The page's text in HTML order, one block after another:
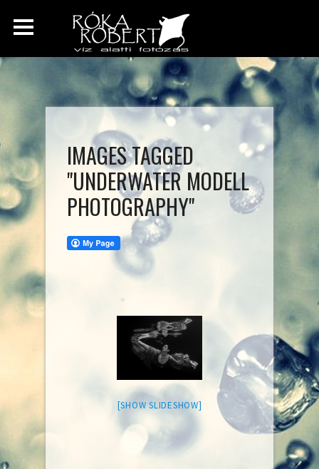
IMAGES TAGGED
"UNDERWATER MODELL
PHOTOGRAPHY"
[SHOW SLIDESHOW]